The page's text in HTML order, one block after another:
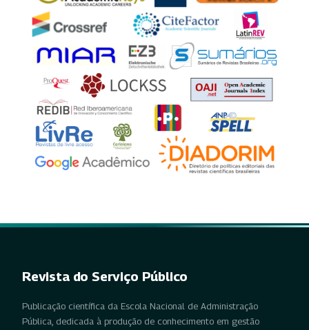
Revista do Serviço Público
Publicação científica da Escola Nacional de Administração
Pública, dedicada à produção de conhecimento em gestão